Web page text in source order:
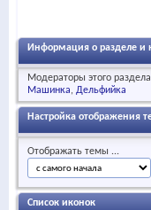
Информация о разделе и
Модераторы этого раздела
Машинка Дельфийка
Настройка отображения
Отображать темы ...
Список иконок